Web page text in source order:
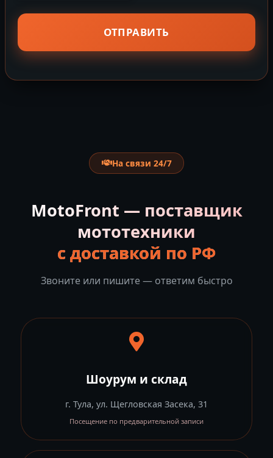
На связи 24/7
MotoFront — поставщик
мототехники
с доставкой по РФ
Звоните или пишите — ответим быстро
Шоурум и склад
г. Тула, ул. Щегловская Засека, 31
Посещение по предварительной записи